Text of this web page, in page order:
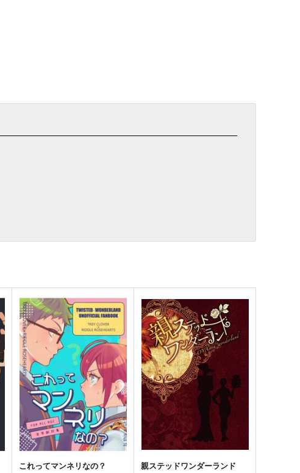
これってマンネリなの？
親ステッドワンダーランド